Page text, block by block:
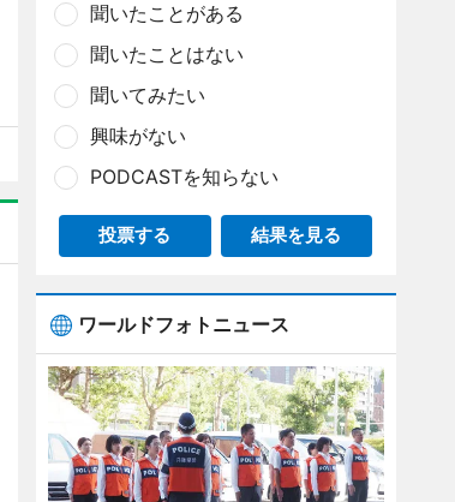
聞いたことがある
聞いたことはない
聞いてみたい
興味がない
PODCASTを知らない
投票する 結果を見る
ワールドフォトニュース